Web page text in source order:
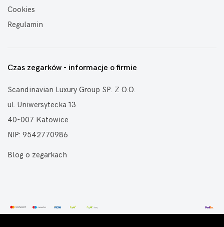
Cookies
Regulamin
Czas zegarków - informacje o firmie
Scandinavian Luxury Group SP. Z O.O.
ul. Uniwersytecka 13
40-007 Katowice
NIP: 9542770986
Blog o zegarkach